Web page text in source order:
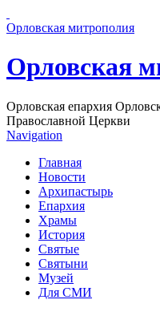
Орловская митрополия
Орловская
Орловская епархия
Православной Церкви
Navigation
Главная
Новости
Архипастырь
Епархия
Храмы
История
Святые
Святыни
Музей
Для СМИ